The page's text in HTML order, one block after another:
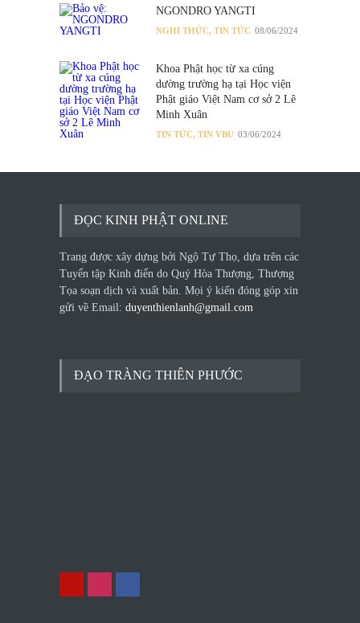
NGONDRO YANGTI
NGHI THỨC, TIN TỨC 08/06/2024
Khoa Phật học từ xa cúng
dường trường hạ tại Học viện
Phật giáo Việt Nam cơ sở 2 Lê
Minh Xuân
TIN TỨC, TIN VBU 03/06/2024
ĐỌC KINH PHẬT ONLINE
Trang được xây dựng bởi Ngộ Tự Thọ, dựa trên các
Tuyển tập Kinh điển do Quý Hòa Thượng, Thượng
Tọa soạn dịch và xuất bản. Mọi ý kiến đóng góp xin
gửi về Email: duyenthienlanh@gmail.com
ĐẠO TRÀNG THIÊN PHƯỚC